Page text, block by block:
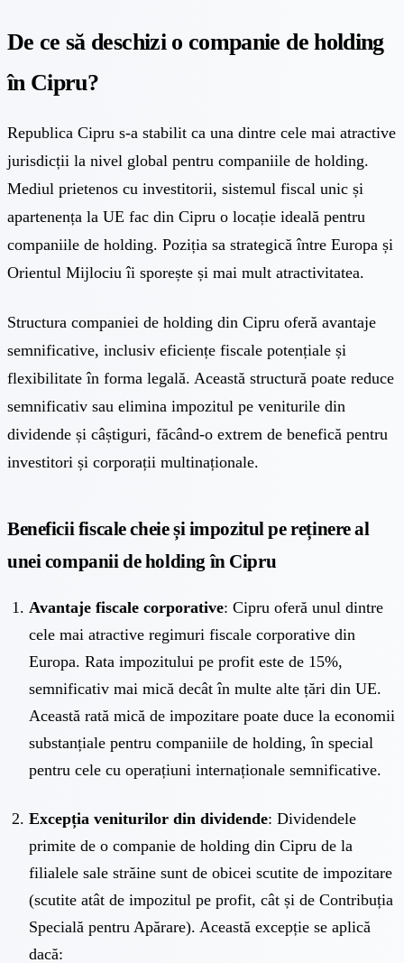
De ce să deschizi o companie de holding
în Cipru?
Republica Cipru s-a stabilit ca una dintre cele mai atractive
jurisdicții la nivel global pentru companiile de holding.
Mediul prietenos cu investitorii, sistemul fiscal unic și
apartenența la UE fac din Cipru o locație ideală pentru
companiile de holding. Poziția sa strategică între Europa și
Orientul Mijlociu îi sporește și mai mult atractivitatea.
Structura companiei de holding din Cipru oferă avantaje
semnificative, inclusiv eficiențe fiscale potențiale și
flexibilitate în forma legală. Această structură poate reduce
semnificativ sau elimina impozitul pe veniturile din
dividende și câștiguri, făcând-o extrem de benefică pentru
investitori și corporații multinaționale.
Beneficii fiscale cheie și impozitul pe reținere al
unei companii de holding în Cipru
Avantaje fiscale corporative: Cipru oferă unul dintre
cele mai atractive regimuri fiscale corporative din
Europa. Rata impozitului pe profit este de 15%,
semnificativ mai mică decât în multe alte țări din UE.
Această rată mică de impozitare poate duce la economii
substanțiale pentru companiile de holding, în special
pentru cele cu operațiuni internaționale semnificative.
Excepția veniturilor din dividende: Dividendele
primite de o companie de holding din Cipru de la
filialele sale străine sunt de obicei scutite de impozitare
(scutite atât de impozitul pe profit, cât și de Contribuția
Specială pentru Apărare). Această excepție se aplică
dacă: